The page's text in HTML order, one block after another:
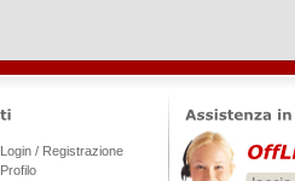
Login / Registrazione
Profilo